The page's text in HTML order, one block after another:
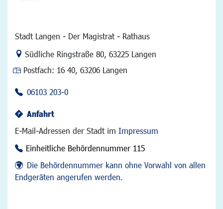
Stadt Langen - Der Magistrat - Rathaus
Link zur Google-Maps Navigation
Südliche Ringstraße 80, 63225 Langen
Postfach: 16 40, 63206 Langen
06103 203-0
Anfahrt
E-Mail-Adressen der Stadt im Impressum
Einheitliche Behördennummer 115
Die Behördennummer kann ohne Vorwahl von allen
Endgeräten angerufen werden.